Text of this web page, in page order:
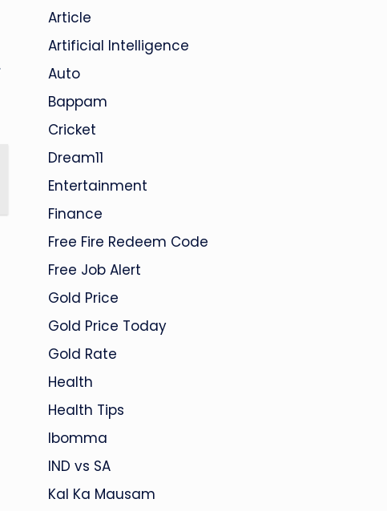
Article
Artificial Intelligence
Auto
Bappam
Cricket
Dream11
Entertainment
Finance
Free Fire Redeem Code
Free Job Alert
Gold Price
Gold Price Today
Gold Rate
Health
Health Tips
Ibomma
IND vs SA
Kal Ka Mausam